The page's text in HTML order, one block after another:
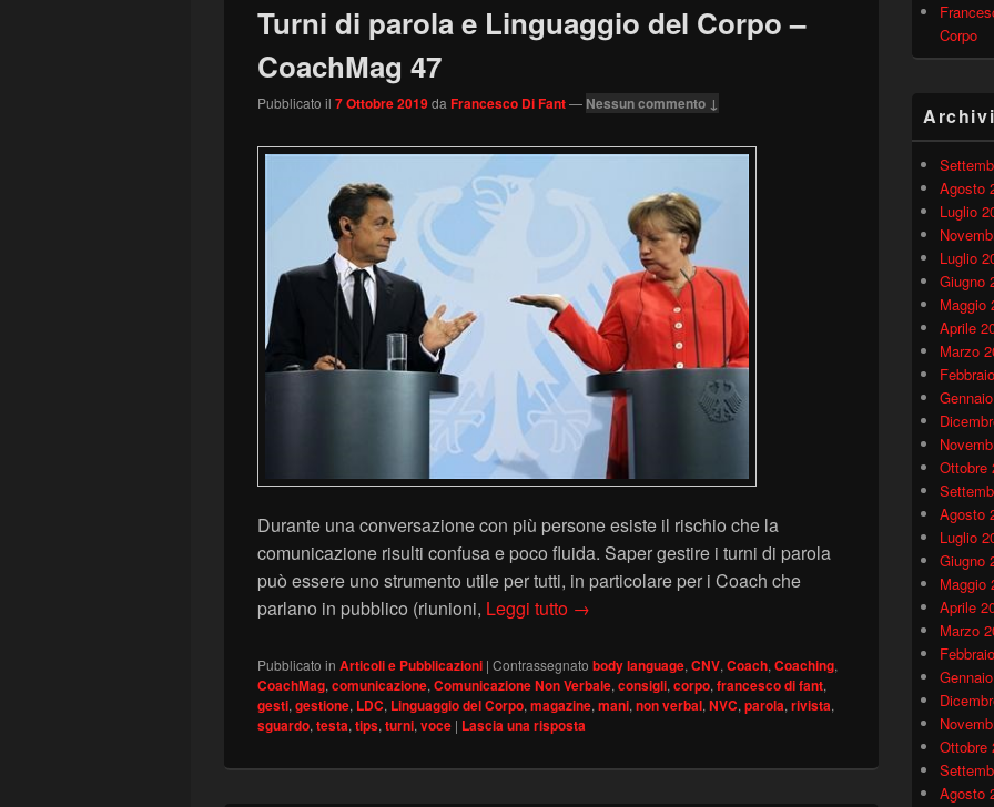
Turni di parola e Linguaggio del Corpo –
CoachMag 47
Pubblicato il 7 Ottobre 2019da Francesco Di Fant— Nessun commento ↓
Durante una conversazione con più persone esiste il rischio che la
comunicazione risulti confusa e poco fluida. Saper gestire i turni di parola
può essere uno strumento utile per tutti, in particolare per i Coach che
parlano in pubblico (riunioni, Leggi tutto Turni di parola e Linguaggio del Corpo – CoachMag
→
Pubblicato in Articoli e Pubblicazioni | Contrassegnato body language, CNV, Coach, Coaching,
CoachMag, comunicazione, Comunicazione Non Verbale, consigli, corpo, francesco di fant,
gesti, gestione, LDC, Linguaggio del Corpo, magazine, mani, non verbal, NVC, parola, rivista,
sguardo, testa, tips, turni, voce | Lascia una risposta
Corpo
Archivi
Agosto
Luglio
Luglio
Giugno
Maggio
Aprile
Marzo
Ottobre
Agosto
Luglio
Giugno
Maggio
Aprile
Marzo
Ottobre
Agosto